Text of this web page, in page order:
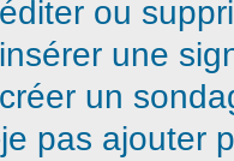
ou
une
un
pas ajouter